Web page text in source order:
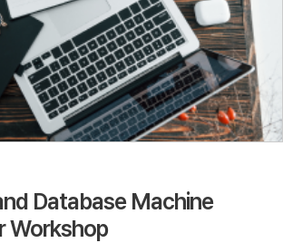
Database Machine
Workshop